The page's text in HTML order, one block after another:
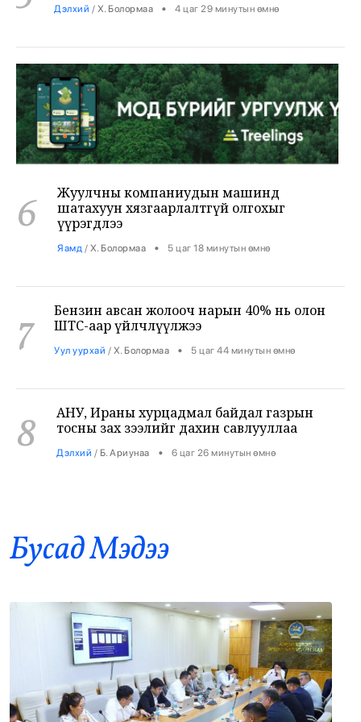
6
Жуулчны компаниудын машинд
үүрэгдлээ
Яамд/Х. Болормаа
7
Бензин авсан жолооч нарын 40% нь олон
Уул уурхай/ Х. Болормаа • 5 цаг 44 минутын өмнө
8
АНУ, Ираны хурцадмал байдал газрын
Дэлхий / Б. Ариунаа • 6 цаг 26 минутын өмнө
Нийслэл/ Б. Ариунаа •
Оросоос 301 вагон шатахуун оруулж
иржээ
Бодлого шийдвэр •
7 цаг 22 минутын өмнө
Бусад Mэдээ